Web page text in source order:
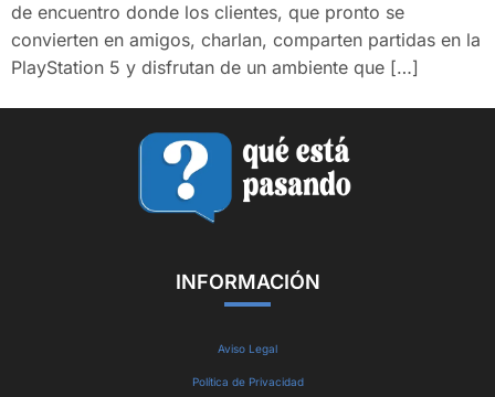
de encuentro donde los clientes, que pronto se
convierten en amigos, charlan, comparten partidas en la
PlayStation 5 y disfrutan de un ambiente que […]
INFORMACIÓN
Aviso Legal
Política de Privacidad